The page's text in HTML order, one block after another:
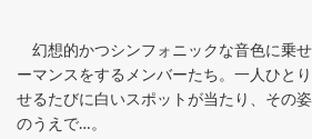
幻想的かつシンフォニックな音色に乗
ーマンスをするメンバーたち。一人ひと
せるたびに白いスポットが当たり、その
のうえで…。